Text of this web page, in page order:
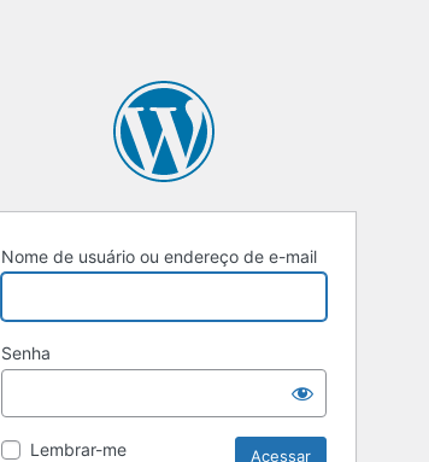
Nome de usuário ou endereço de e-mail
Senha
Lembrar-me